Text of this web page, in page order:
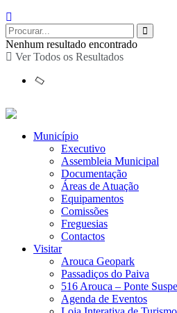
Nenhum resultado encontrado
Ver Todos os Resultados
Município
Executivo
Assembleia Municipal
Documentação
Áreas de Atuação
Equipamentos
Comissões
Freguesias
Contactos
Visitar
Arouca Geopark
Passadiços do Paiva
516 Arouca – Ponte
Agenda de Eventos